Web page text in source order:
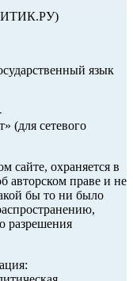
язык
(для сетевого
сайте, охраняется в
авторском праве и не
бы то ни было
разрешения